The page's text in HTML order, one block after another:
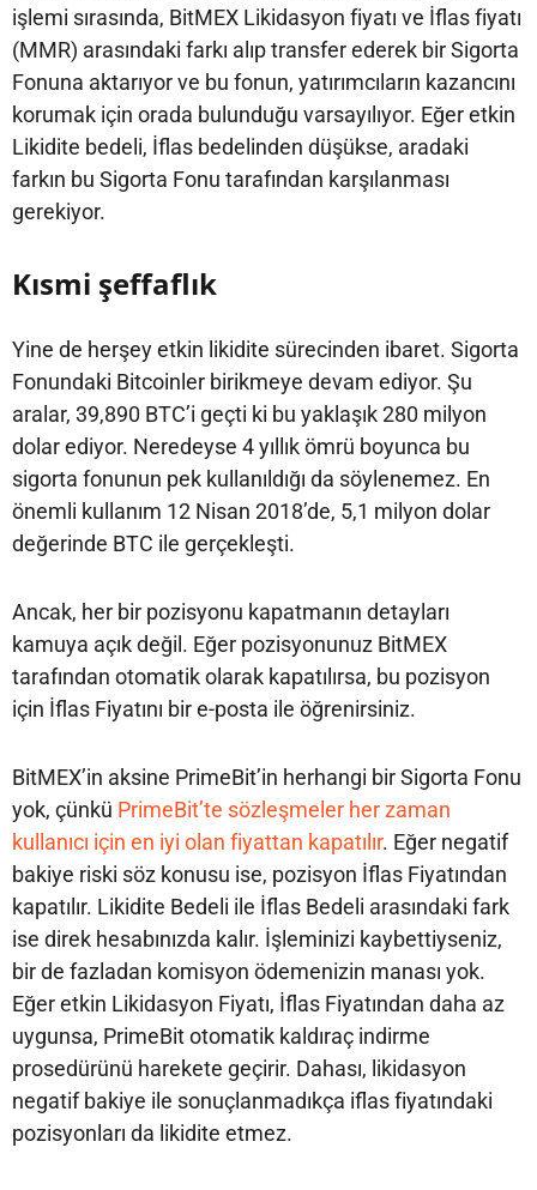
işlemi sırasında, BitMEX Likidasyon fiyatı ve İflas fiyatı
(MMR) arasındaki farkı alıp transfer ederek bir Sigorta
Fonuna aktarıyor ve bu fonun, yatırımcıların kazancını
korumak için orada bulunduğu varsayılıyor. Eğer etkin
Likidite bedeli, İflas bedelinden düşükse, aradaki
farkın bu Sigorta Fonu tarafından karşılanması
gerekiyor.
Kısmi şeffaflık
Yine de herşey etkin likidite sürecinden ibaret. Sigorta
Fonundaki Bitcoinler birikmeye devam ediyor. Şu
aralar, 39,890 BTC’i geçti ki bu yaklaşık 280 milyon
dolar ediyor. Neredeyse 4 yıllık ömrü boyunca bu
sigorta fonunun pek kullanıldığı da söylenemez. En
önemli kullanım 12 Nisan 2018’de, 5,1 milyon dolar
değerinde BTC ile gerçekleşti.
Ancak, her bir pozisyonu kapatmanın detayları
kamuya açık değil. Eğer pozisyonunuz BitMEX
tarafından otomatik olarak kapatılırsa, bu pozisyon
için İflas Fiyatını bir e-posta ile öğrenirsiniz.
BitMEX’in aksine PrimeBit’in herhangi bir Sigorta Fonu
yok, çünkü PrimeBit’te sözleşmeler her zaman
kullanıcı için en iyi olan fiyattan kapatılır. Eğer negatif
bakiye riski söz konusu ise, pozisyon İflas Fiyatından
kapatılır. Likidite Bedeli ile İflas Bedeli arasındaki fark
ise direk hesabınızda kalır. İşleminizi kaybettiyseniz,
bir de fazladan komisyon ödemenizin manası yok.
Eğer etkin Likidasyon Fiyatı, İflas Fiyatından daha az
uygunsa, PrimeBit otomatik kaldıraç indirme
prosedürünü harekete geçirir. Dahası, likidasyon
negatif bakiye ile sonuçlanmadıkça iflas fiyatındaki
pozisyonları da likidite etmez.